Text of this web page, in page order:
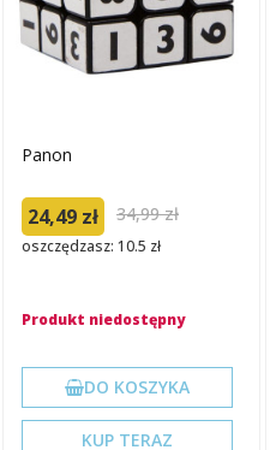
Panon
24,49 zł 34,99 zł
oszczędzasz: 10.5 zł
Produkt niedostępny
DO KOSZYKA
KUP TERAZ